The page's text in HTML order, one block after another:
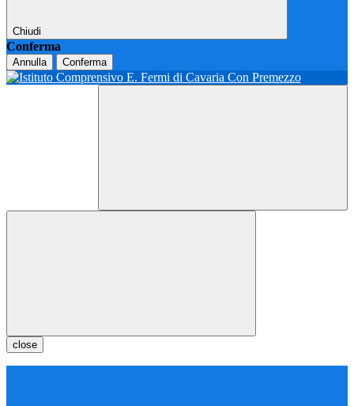
Chiudi
Conferma
Annulla Conferma
close